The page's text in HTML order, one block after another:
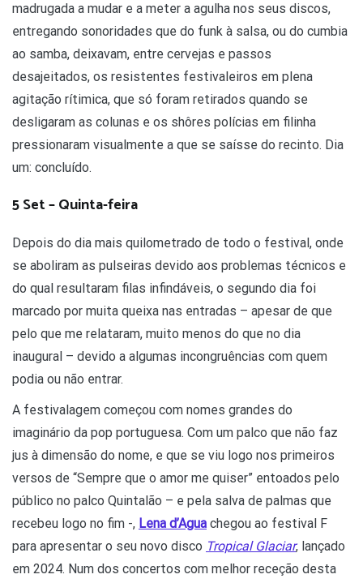
madrugada a mudar e a meter a agulha nos seus discos,
entregando sonoridades que do funk à salsa, ou do cumbia
ao samba, deixavam, entre cervejas e passos
desajeitados, os resistentes festivaleiros em plena
agitação rítimica, que só foram retirados quando se
desligaram as colunas e os shôres polícias em filinha
pressionaram visualmente a que se saísse do recinto. Dia
um: concluído.
5 Set – Quinta-feira
Depois do dia mais quilometrado de todo o festival, onde
se aboliram as pulseiras devido aos problemas técnicos e
do qual resultaram filas infindáveis, o segundo dia foi
marcado por muita queixa nas entradas – apesar de que
pelo que me relataram, muito menos do que no dia
inaugural – devido a algumas incongruências com quem
podia ou não entrar.
A festivalagem começou com nomes grandes do
imaginário da pop portuguesa. Com um palco que não faz
jus à dimensão do nome, e que se viu logo nos primeiros
versos de “Sempre que o amor me quiser” entoados pelo
público no palco Quintalão – e pela salva de palmas que
recebeu logo no fim -, Lena d’Agua chegou ao festival F
para apresentar o seu novo disco Tropical Glaciar, lançado
em 2024. Num dos concertos com melhor receção desta